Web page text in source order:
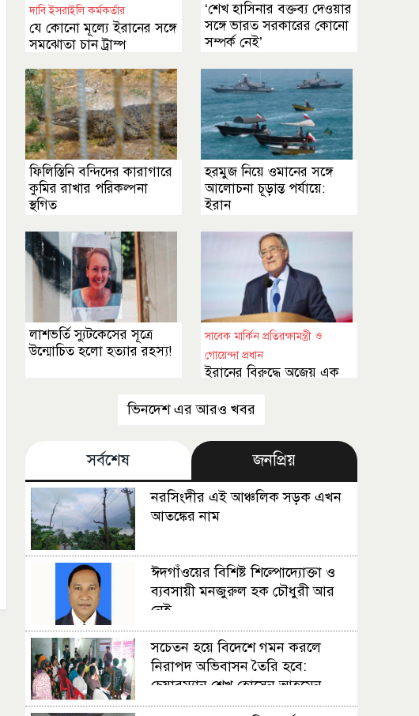
দাবি ইসরাইলি কর্মকর্তার
যে কোনো মূল্যে ইরানের সঙ্গে
সমঝোতা চান ট্রাম্প
‘শেখ হাসিনার বক্তব্য দেওয়ার
সঙ্গে ভারত সরকারের কোনো
সম্পর্ক নেই’
ফিলিস্তিনি বন্দিদের কারাগারে
কুমির রাখার পরিকল্পনা
স্থগিত
হরমুজ নিয়ে ওমানের সঙ্গে
আলোচনা চূড়ান্ত পর্যায়ে:
ইরান
লাশভর্তি স্যুটকেসের সূত্রে
উন্মোচিত হলো হত্যার রহস্য!
সাবেক মার্কিন প্রতিরক্ষামন্ত্রী ও
গোয়েন্দা প্রধান
ইরানের বিরুদ্ধে অজেয় এক
ভিনদেশ এর আরও খবর
সর্বশেষ জনপ্রিয়
নরসিংদীর এই আঞ্চলিক সড়ক এখন
আতঙ্কের নাম
ঈদগাঁওয়ের বিশিষ্ট শিল্পোদ্যোক্তা ও
ব্যবসায়ী মনজুরুল হক চৌধুরী আর
নেই
সচেতন হয়ে বিদেশে গমন করলে
নিরাপদ অভিবাসন তৈরি হবে:
চেয়ারম্যান শেখ হোসেন আহমেন
রাজন